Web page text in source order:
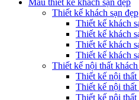
Thiết kế khách sạn đẹp
Thiết kế khách
Thiết kế khách
Thiết kế khách
Thiết kế khách
Thiết kế nội thất khách
Thiết kế nội thất
Thiết kế nội thất
Thiết kế nội thất